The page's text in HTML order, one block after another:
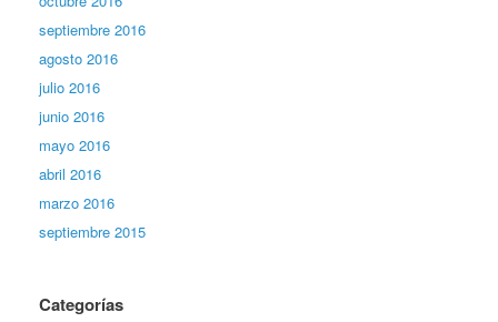
septiembre 2016
agosto 2016
julio 2016
junio 2016
mayo 2016
abril 2016
marzo 2016
septiembre 2015
Categorías